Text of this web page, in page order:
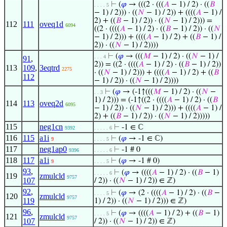
112 111 oveq1d 6094
. . . . 5 ⊢ (𝜑 → (((2 · (((𝐴 − 1) / 2) · ((𝐵
− 1) / 2))) · ((𝑁 − 1) / 2)) + ((((𝐴 − 1) /
2) + ((𝐵 − 1) / 2)) · ((𝑁 − 1) / 2))) =
((2 · ((((𝐴 − 1) / 2) · ((𝐵 − 1) / 2)) · ((𝑁
− 1) / 2))) + ((((𝐴 − 1) / 2) + ((𝐵 − 1) /
2)) · ((𝑁 − 1) / 2))))
113
91 ,
109,
112
3eqtrd 2275
. . . 4 ⊢ (𝜑 → (((𝑀 − 1) / 2) · ((𝑁 − 1) /
2)) = ((2 · ((((𝐴 − 1) / 2) · ((𝐵 − 1) / 2))
· ((𝑁 − 1) / 2))) + ((((𝐴 − 1) / 2) + ((𝐵
− 1) / 2)) · ((𝑁 − 1) / 2))))
114 113 oveq2d 6095
. . 3 ⊢ (𝜑 → (-1↑(((𝑀 − 1) / 2) · ((𝑁 −
1) / 2))) = (-1↑((2 · ((((𝐴 − 1) / 2) · ((𝐵
− 1) / 2)) · ((𝑁 − 1) / 2))) + ((((𝐴 − 1) /
2) + ((𝐵 − 1) / 2)) · ((𝑁 − 1) / 2)))))
115 neg1cn 9392 . . . . . 6 ⊢ -1 ∈ ℂ
116 115 a1i 9 . . . . 5 ⊢ (𝜑 → -1 ∈ ℂ)
117 neg1ap0 9396 . . . . . 6 ⊢ -1 # 0
118 117 a1i 9 . . . . 5 ⊢ (𝜑 → -1 # 0)
119
93,
107
zmulcld 9757
. . . . . 6 ⊢ (𝜑 → ((((𝐴 − 1) / 2) · ((𝐵 − 1)
/ 2)) · ((𝑁 − 1) / 2)) ∈ ℤ)
120
92,
119
zmulcld 9757
. . . . 5 ⊢ (𝜑 → (2 · ((((𝐴 − 1) / 2) · ((𝐵 −
1) / 2)) · ((𝑁 − 1) / 2))) ∈ ℤ)
121
96,
107
zmulcld 9757
. . . . 5 ⊢ (𝜑 → ((((𝐴 − 1) / 2) + ((𝐵 − 1)
/ 2)) · ((𝑁 − 1) / 2)) ∈ ℤ)